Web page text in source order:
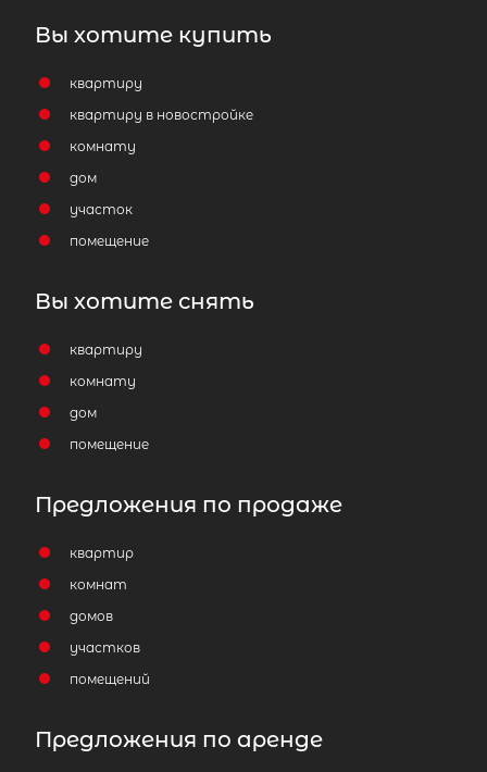
Вы хотите купить
квартиру
квартиру в новостройке
комнату
дом
участок
помещение
Вы хотите снять
квартиру
комнату
дом
помещение
Предложения по продаже
квартир
комнат
домов
участков
помещений
Предложения по аренде